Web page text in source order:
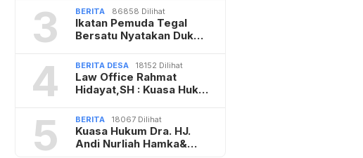
3 BERITA 86858 Dilihat
Ikatan Pemuda Tegal
Bersatu Nyatakan Duk…
4 BERITA DESA 18152 Dilihat
Law Office Rahmat
Hidayat,SH : Kuasa Huk…
5 BERITA 18067 Dilihat
Kuasa Hukum Dra. HJ.
Andi Nurliah Hamka&…